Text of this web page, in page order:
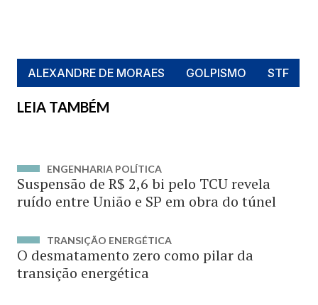
ALEXANDRE DE MORAES GOLPISMO STF
LEIA TAMBÉM
ENGENHARIA POLÍTICA
Suspensão de R$ 2,6 bi pelo TCU revela
ruído entre União e SP em obra do túnel
TRANSIÇÃO ENERGÉTICA
O desmatamento zero como pilar da
transição energética